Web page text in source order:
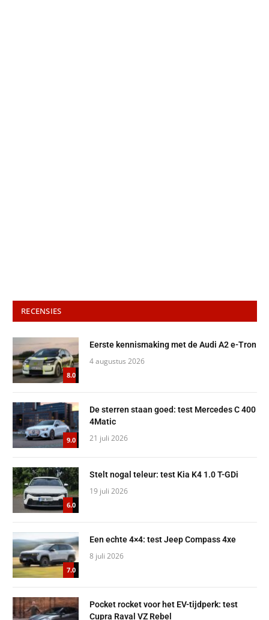
RECENSIES
8.0
Eerste kennismaking met de Audi A2 e-Tron
4 augustus 2026
9.0
De sterren staan goed: test Mercedes C 400
4Matic
21 juli 2026
6.0
Stelt nogal teleur: test Kia K4 1.0 T-GDi
19 juli 2026
7.0
Een echte 4×4: test Jeep Compass 4xe
8 juli 2026
Pocket rocket voor het EV-tijdperk: test
Cupra Raval VZ Rebel